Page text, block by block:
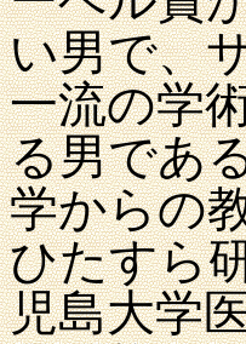
い男で、
一流の学
る男であ
学からの
ひたすら
児島大学